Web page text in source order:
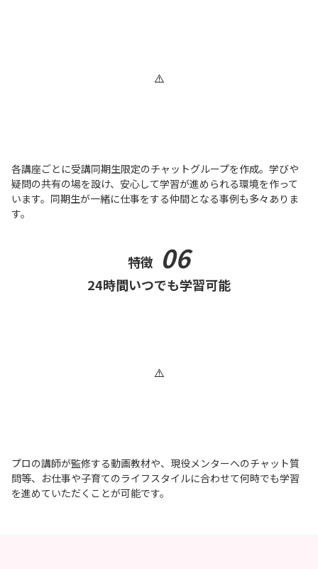
各講座ごとに受講同期生限定のチャットグループを作成。学びや
疑問の共有の場を設け、安心して学習が進められる環境を作って
います。同期生が一緒に仕事をする仲間となる事例も多々ありま
す。
特徴 06
24時間いつでも学習可能
プロの講師が監修する動画教材や、現役メンターへのチャット質
問等、お仕事や子育てのライフスタイルに合わせて何時でも学習
を進めていただくことが可能です。